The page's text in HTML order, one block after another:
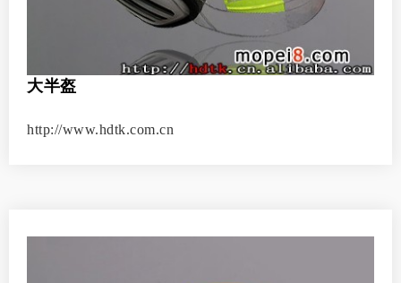
大半盔
http://www.hdtk.com.cn